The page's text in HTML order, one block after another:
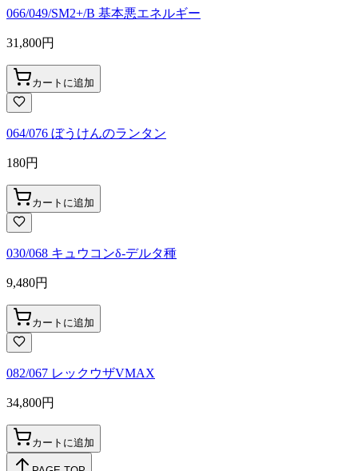
066/049/SM2+/B 基本悪エネルギー
31,800円
カートに追加
064/076 ぼうけんのランタン
180円
カートに追加
030/068 キュウコンδ-デルタ種
9,480円
カートに追加
082/067 レックウザVMAX
34,800円
カートに追加